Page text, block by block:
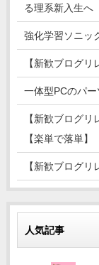
る理系新入生へ
強化学習ソニッ
【新歓ブログ
一体型PCのパ
【新歓ブログ
【楽単で落単】
【新歓ブログ
人気記事